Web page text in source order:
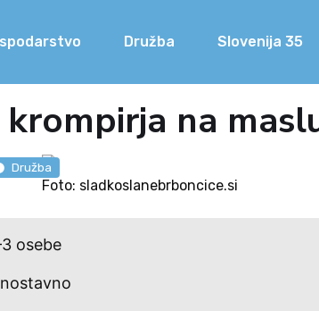
Družba Slovenija 35
na
Foto: sladkoslanebrboncice.si
Družba
osebe